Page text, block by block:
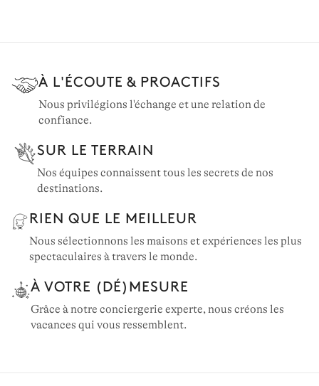
À L'ÉCOUTE & PROACTIFS
Nous privilégions l'échange et une relation de
confiance.
SUR LE TERRAIN
Nos équipes connaissent tous les secrets de nos
destinations.
RIEN QUE LE MEILLEUR
Nous sélectionnons les maisons et expériences les plus
spectaculaires à travers le monde.
À VOTRE (DÉ)MESURE
Grâce à notre conciergerie experte, nous créons les
vacances qui vous ressemblent.